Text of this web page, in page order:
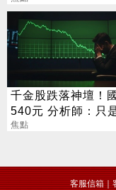
千金股跌落神壇！
540元 分析師：只
始
焦點
客服信箱｜